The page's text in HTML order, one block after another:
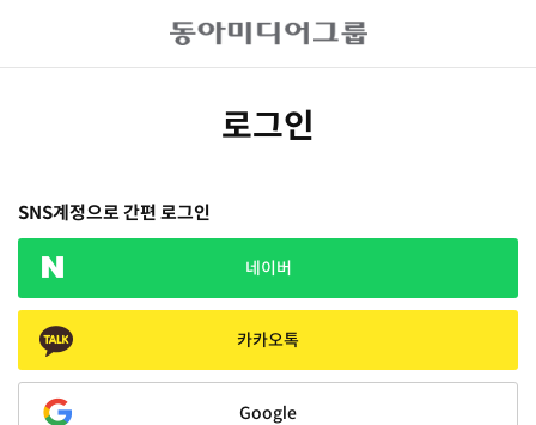
로그인
SNS계정으로 간편 로그인
네이버
카카오톡
Google